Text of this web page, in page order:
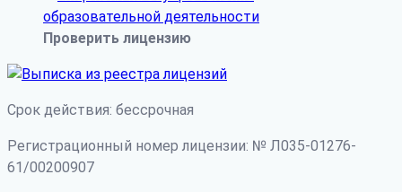
Проверить лицензию
Срок действия: бессрочная
Регистрационный номер лицензии: № Л035-01276-
61/00200907